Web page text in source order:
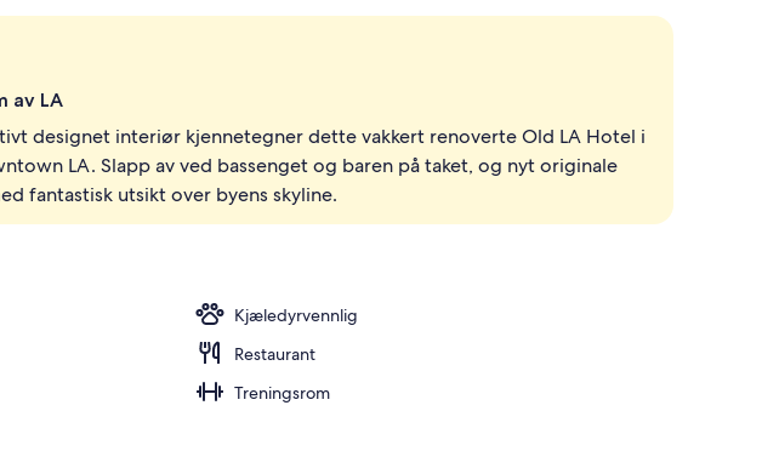
av LA
designet interiør kjennetegner dette vakkert renoverte Old LA Hotel i
LA. Slapp av ved bassenget og baren på taket, og nyt originale
fantastisk utsikt over byens skyline.
Kjæledyrvennlig
Restaurant
Treningsrom